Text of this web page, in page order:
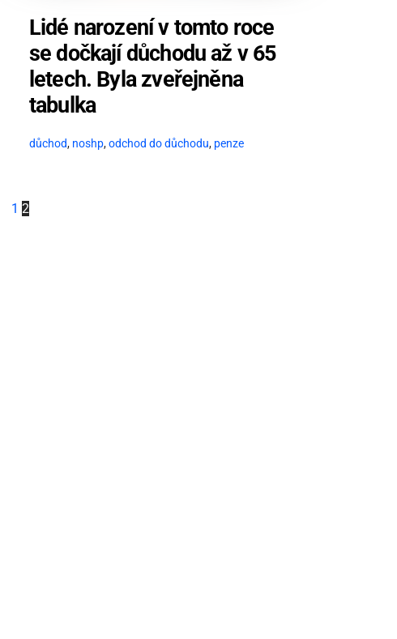
Lidé narození v tomto roce
se dočkají důchodu až v 65
letech. Byla zveřejněna
tabulka
důchod, noshp,odchod do důchodu, penze
1 2